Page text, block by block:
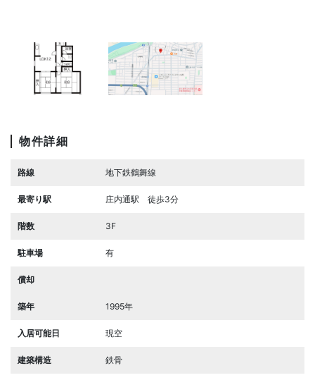
物件詳細
路線 地下鉄鶴舞線
最寄り駅 庄内通駅 徒歩3分
階数 3F
駐車場 有
償却
築年 1995年
入居可能日 現空
建築構造 鉄骨